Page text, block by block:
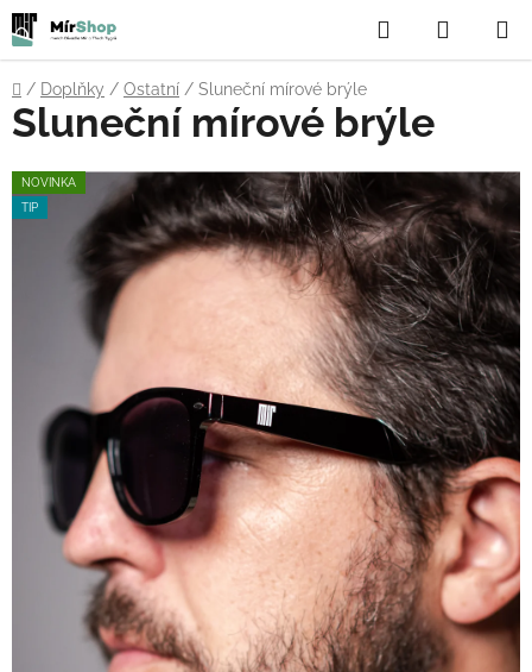
Přejít
na
obsah
Hledat
KOŠÍK
Domů
/ Doplňky / Ostatní / Sluneční mírové brýle
Sluneční mírové brýle
NOVINKA
TIP